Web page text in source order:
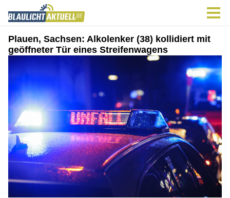
Plauen, Sachsen: Alkolenker (38) kollidiert mit
geöffneter Tür eines Streifenwagens